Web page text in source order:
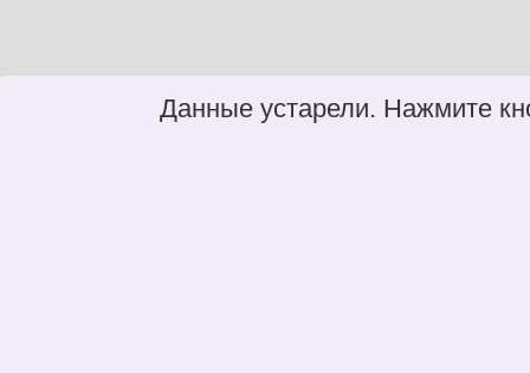
Данные устарели. Нажмите